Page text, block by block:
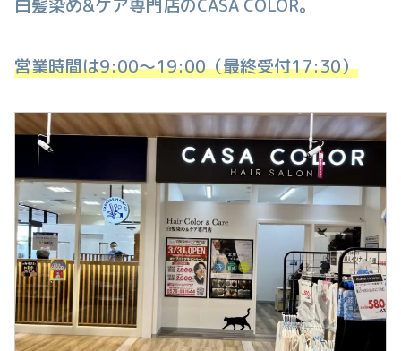
白髪染め&ケア専門店のCASA COLOR。
営業時間は9:00〜19:00（最終受付17:30）